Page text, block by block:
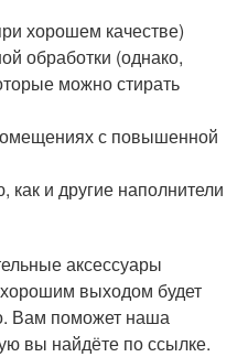
хорошем качестве)
обработки (однако,
можно стирать
с повышенной
и другие наполнители
аксессуары
выходом будет
Вам поможет наша
вы найдёте по ссылке.